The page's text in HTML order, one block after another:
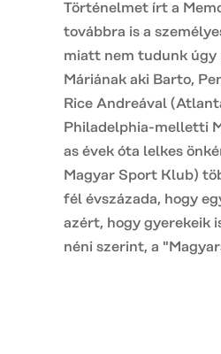
Történelmet írt a
továbbra is a
miatt nem tudunk úgy
Máriának aki Barto,
Rice Andreával
Philadelphia-melletti
as évek óta lelkes
Magyar Sport Klub)
fél évszázada, hogy
azért, hogy gyerekeik
néni szerint, a